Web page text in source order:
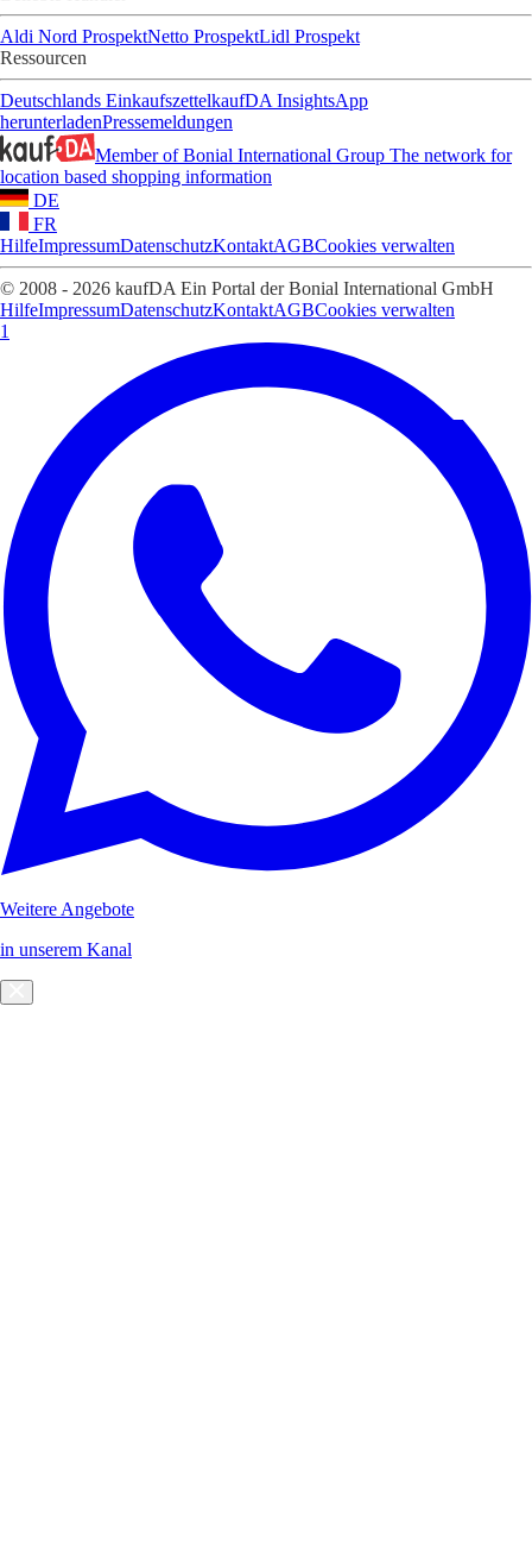
Aldi Nord ProspektNetto ProspektLidl Prospekt
Ressourcen
Deutschlands EinkaufszettelkaufDA InsightsApp
herunterladenPressemeldungen
Member of Bonial International Group The network for
location based shopping information
DE
FR
HilfeImpressumDatenschutzKontaktAGBCookies verwalten
© 2008 - 2026 kaufDA Ein Portal der Bonial International GmbH
HilfeImpressumDatenschutzKontaktAGBCookies verwalten
1
Weitere Angebote
in unserem Kanal